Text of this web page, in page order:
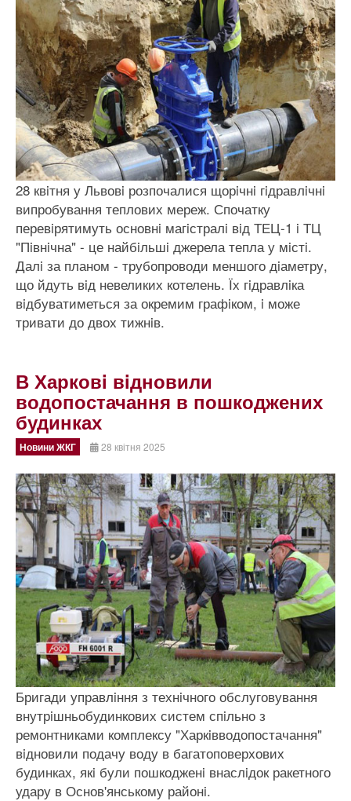
28 квiтня у Львовi розпочалися щорiчнi гiдравлiчнi
випробування теплових мереж. Спочатку
перевiрятимуть основнi магiстралi вiд ТЕЦ-1 i ТЦ
"Пiвнiчна" - це найбiльшi джерела тепла у мiстi.
Далi за планом - трубопроводи меншого дiаметру,
що йдуть вiд невеликих котелень. Їх гiдравлiка
вiдбуватиметься за окремим графiком, i може
тривати до двох тижнiв.
В Харковi вiдновили
водопостачання в пошкоджених
будинках
Новини ЖКГ 28 квітня 2025
Бригади управлiння з технiчного обслуговування
внутрiшньобудинкових систем спiльно з
ремонтниками комплексу "Харкiвводопостачання"
вiдновили подачу воду в багатоповерхових
будинках, якi були пошкодженi внаслiдок ракетного
удару в Основ'янському районi.